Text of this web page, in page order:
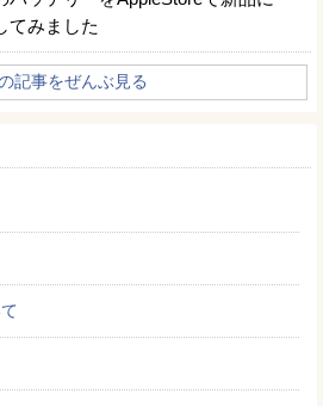
てみました
記事をぜんぶ見る